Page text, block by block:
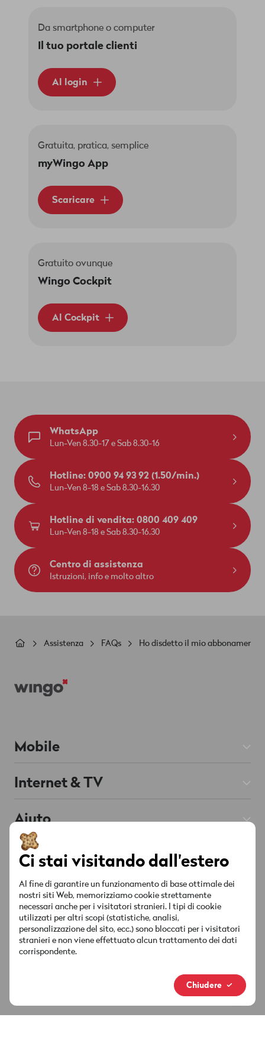
Da smartphone o computer
Il tuo portale clienti
Al login
Gratuita, pratica, semplice
myWingo App
Scaricare
Gratuito ovunque
Wingo Cockpit
Al Cockpit
WhatsApp
Lun-Ven 8.30-17 e Sab 8.30-16
Hotline: 0900 94 93 92 (1.50/min.)
Lun-Ven 8-18 e Sab 8.30-16.30
Hotline di vendita: 0800 409 409
Lun-Ven 8-18 e Sab 8.30-16.30
Centro di assistenza
Istruzioni, info e molto altro
BricioleAssistenza FAQs Ho disdetto il mio
Mobile
Abbonamenti Mobile
Prepaid
Roaming & Estero
Smartphone
Internet & TV
Abbonamenti Internet
Abbonamenti TV
Rete fissa
Lista dei canali
Offerte & Promozioni
Aiuto
Mobile & Roaming
Conto & Impostazioni
Sicurezza & Fattura
Istruzioni & download
Su Wingo
Contatto
Punti vendita
MyWingo
Chi siamo
Socials
Ci stai visitando dall'estero
Al fine di garantire un funzionamento di base ottimale dei
nostri siti Web, memorizziamo cookie strettamente
necessari anche per i visitatori stranieri. I tipi di cookie
utilizzati per altri scopi (statistiche, analisi,
personalizzazione del sito, ecc.) sono bloccati per i visitatori
stranieri e non viene effettuato alcun trattamento dei dati
corrispondente.
Chiudere
Chat